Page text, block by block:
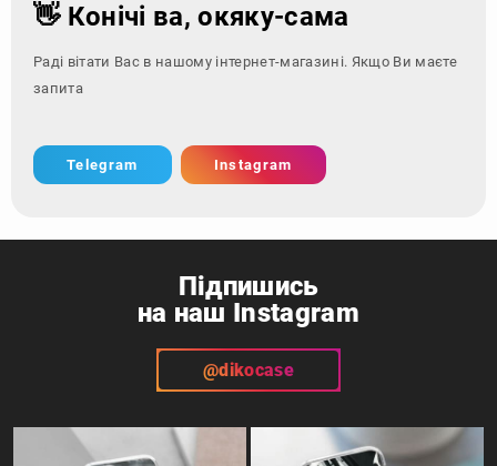
👋 Конічі ва, окяку-сама
Раді вітати Вас в нашому інтернет-магазині. Якщо Ви маєте
запитання - зверні
Telegram Instagram
Підпишись
на наш Instagram
@dikocase